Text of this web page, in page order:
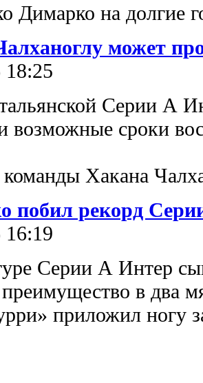
Димарко на долгие
может
18:25
Серии А
возможные сроки
команды Хакана
побил рекорд
16:19
Серии А Интер
преимущество в два
приложил ногу